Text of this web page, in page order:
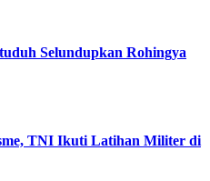
Selundupkan Rohingya
TNI Ikuti Latihan Militer di